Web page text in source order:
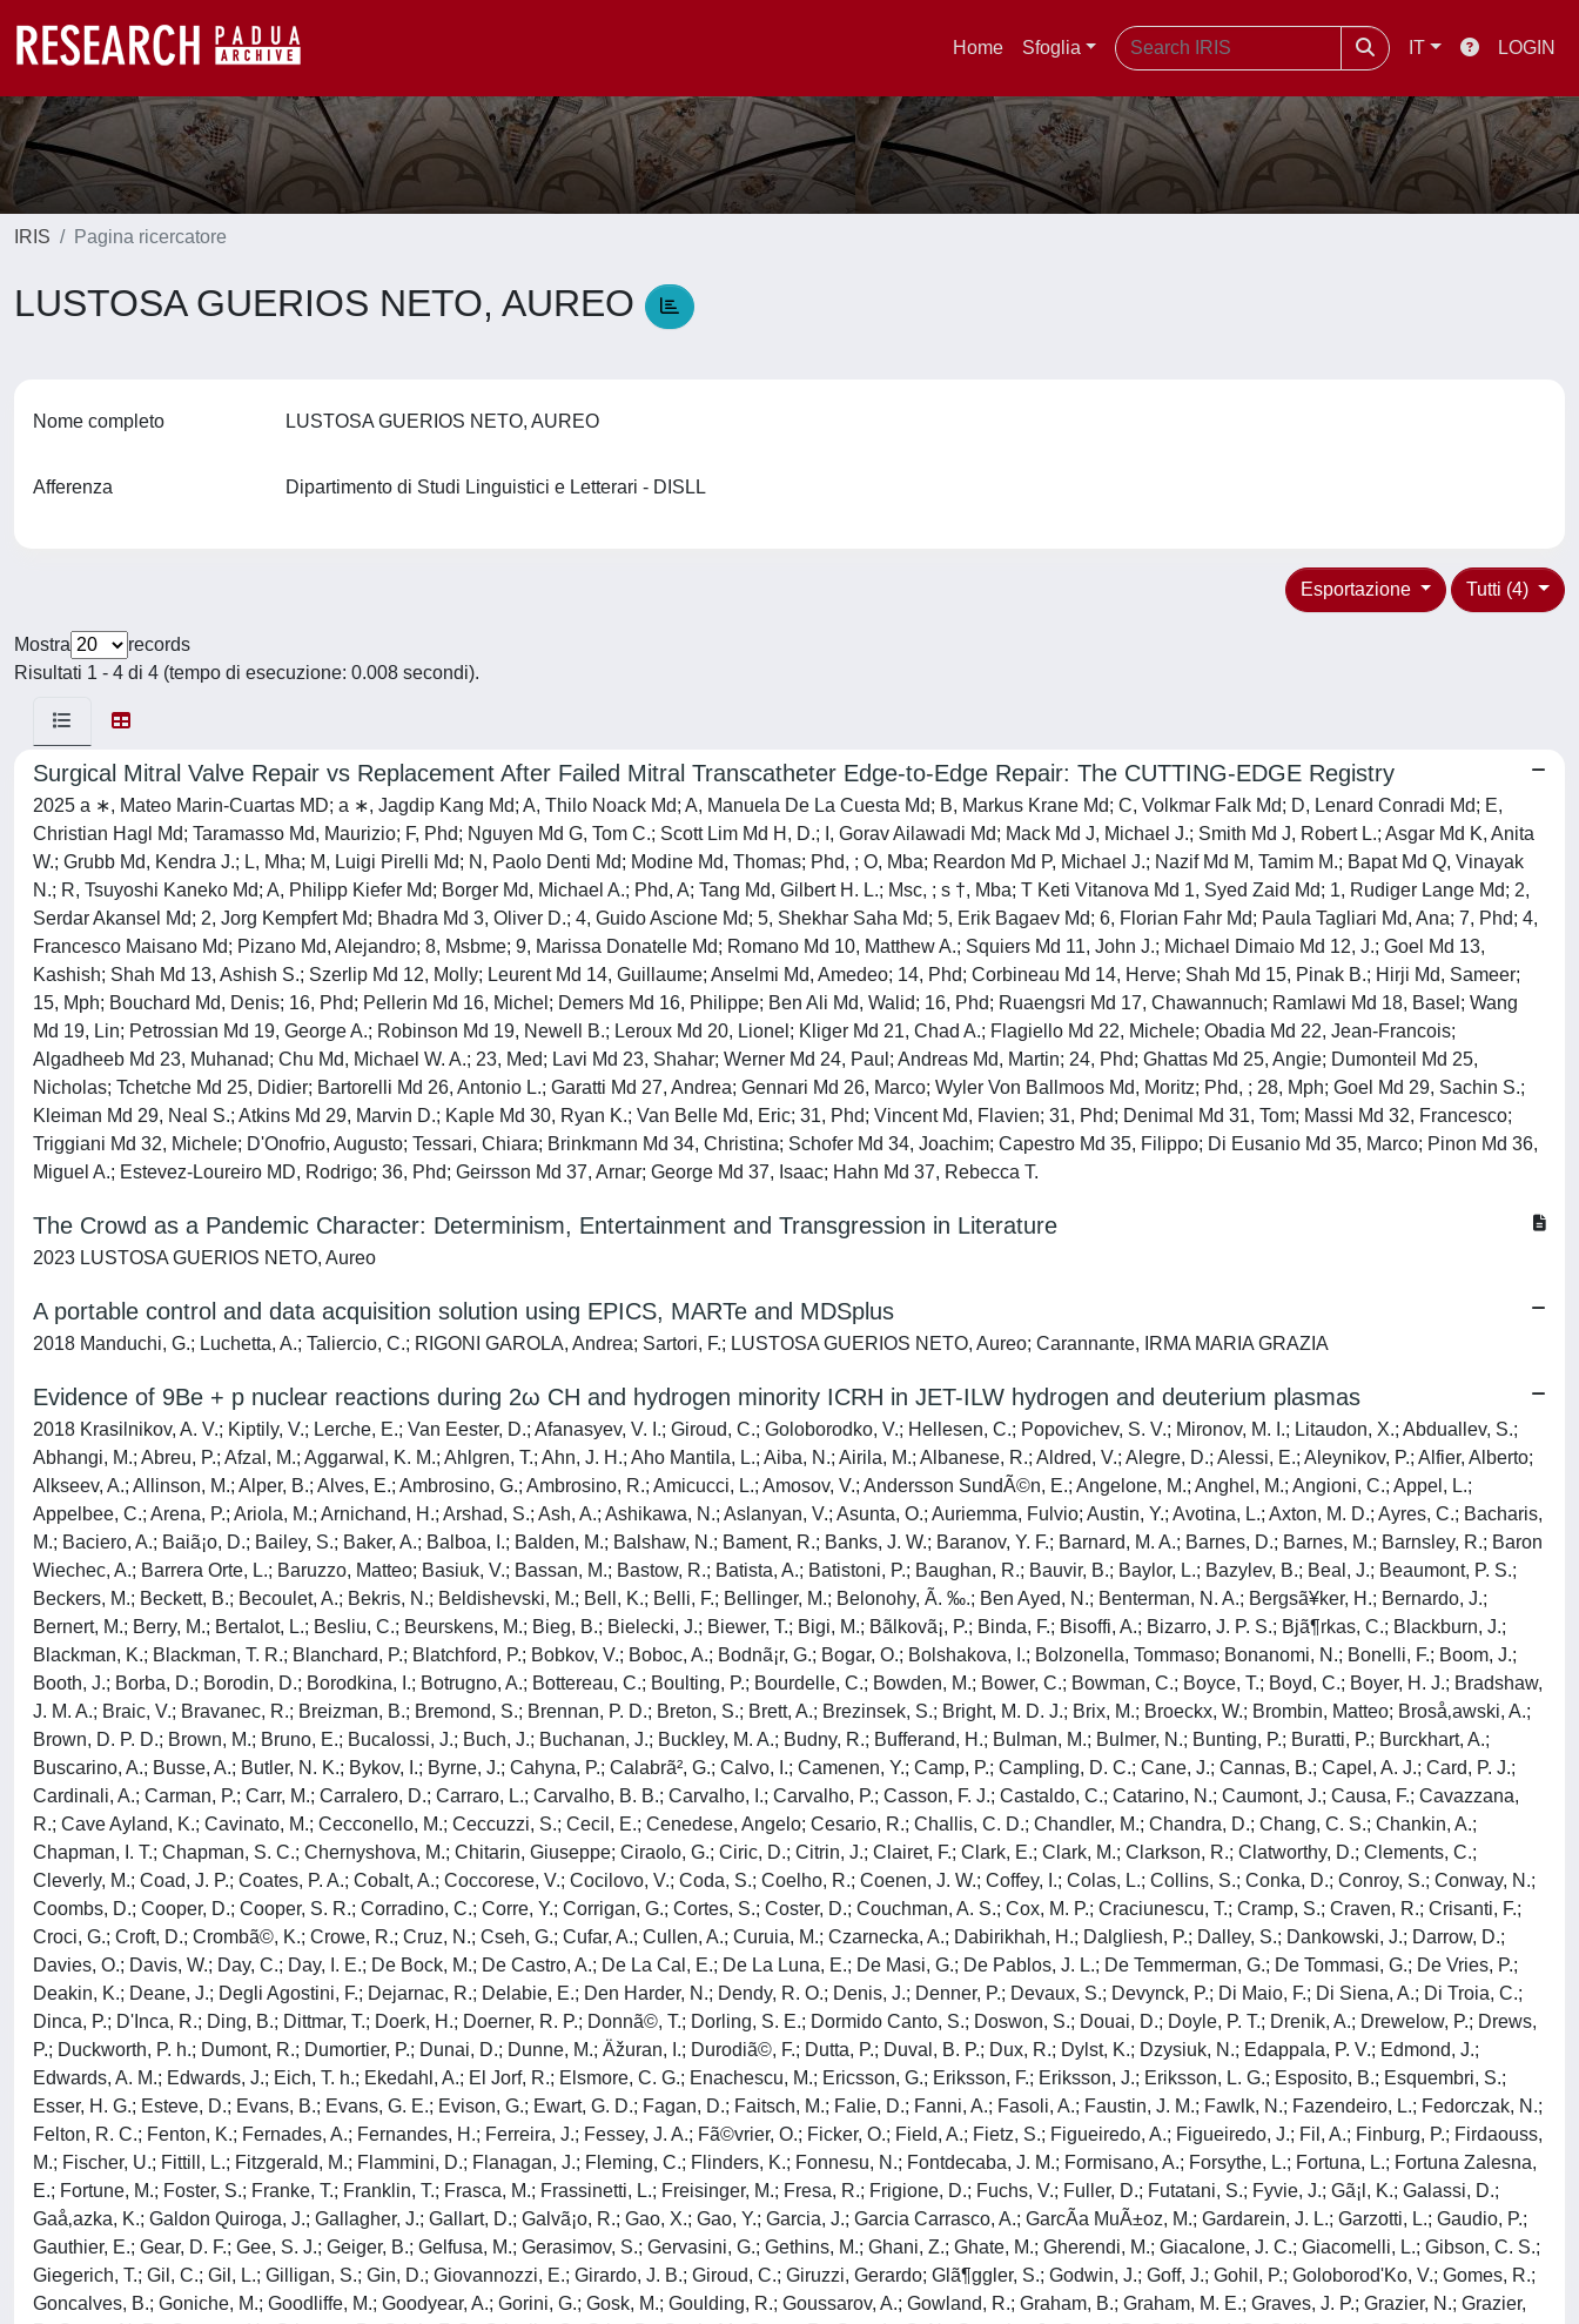
Home Sfoglia IT LOGIN
IRIS Pagina ricercatore
LUSTOSA GUERIOS NETO, AUREO
Nome completo LUSTOSA GUERIOS NETO, AUREO
Afferenza Dipartimento di Studi Linguistici e Letterari - DISLL
Tutti (4)
Esportazione
Mostra
records
Risultati 1 - 4 di 4 (tempo di esecuzione: 0.008 secondi).
Surgical Mitral Valve Repair vs Replacement After Failed Mitral Transcatheter Edge-to-Edge Repair: The CUTTING-EDGE Registry
2025 a ∗, Mateo Marin-Cuartas MD; a ∗, Jagdip Kang Md; A, Thilo Noack Md; A, Manuela De La Cuesta Md; B, Markus Krane Md; C, Volkmar Falk Md; D, Lenard Conradi Md; E,
Christian Hagl Md; Taramasso Md, Maurizio; F, Phd; Nguyen Md G, Tom C.; Scott Lim Md H, D.; I, Gorav Ailawadi Md; Mack Md J, Michael J.; Smith Md J, Robert L.; Asgar Md K, Anita
W.; Grubb Md, Kendra J.; L, Mha; M, Luigi Pirelli Md; N, Paolo Denti Md; Modine Md, Thomas; Phd, ; O, Mba; Reardon Md P, Michael J.; Nazif Md M, Tamim M.; Bapat Md Q, Vinayak
N.; R, Tsuyoshi Kaneko Md; A, Philipp Kiefer Md; Borger Md, Michael A.; Phd, A; Tang Md, Gilbert H. L.; Msc, ; s †, Mba; T Keti Vitanova Md 1, Syed Zaid Md; 1, Rudiger Lange Md; 2,
Serdar Akansel Md; 2, Jorg Kempfert Md; Bhadra Md 3, Oliver D.; 4, Guido Ascione Md; 5, Shekhar Saha Md; 5, Erik Bagaev Md; 6, Florian Fahr Md; Paula Tagliari Md, Ana; 7, Phd; 4,
Francesco Maisano Md; Pizano Md, Alejandro; 8, Msbme; 9, Marissa Donatelle Md; Romano Md 10, Matthew A.; Squiers Md 11, John J.; Michael Dimaio Md 12, J.; Goel Md 13,
Kashish; Shah Md 13, Ashish S.; Szerlip Md 12, Molly; Leurent Md 14, Guillaume; Anselmi Md, Amedeo; 14, Phd; Corbineau Md 14, Herve; Shah Md 15, Pinak B.; Hirji Md, Sameer;
15, Mph; Bouchard Md, Denis; 16, Phd; Pellerin Md 16, Michel; Demers Md 16, Philippe; Ben Ali Md, Walid; 16, Phd; Ruaengsri Md 17, Chawannuch; Ramlawi Md 18, Basel; Wang
Md 19, Lin; Petrossian Md 19, George A.; Robinson Md 19, Newell B.; Leroux Md 20, Lionel; Kliger Md 21, Chad A.; Flagiello Md 22, Michele; Obadia Md 22, Jean-Francois;
Algadheeb Md 23, Muhanad; Chu Md, Michael W. A.; 23, Med; Lavi Md 23, Shahar; Werner Md 24, Paul; Andreas Md, Martin; 24, Phd; Ghattas Md 25, Angie; Dumonteil Md 25,
Nicholas; Tchetche Md 25, Didier; Bartorelli Md 26, Antonio L.; Garatti Md 27, Andrea; Gennari Md 26, Marco; Wyler Von Ballmoos Md, Moritz; Phd, ; 28, Mph; Goel Md 29, Sachin S.;
Kleiman Md 29, Neal S.; Atkins Md 29, Marvin D.; Kaple Md 30, Ryan K.; Van Belle Md, Eric; 31, Phd; Vincent Md, Flavien; 31, Phd; Denimal Md 31, Tom; Massi Md 32, Francesco;
Triggiani Md 32, Michele; D'Onofrio, Augusto; Tessari, Chiara; Brinkmann Md 34, Christina; Schofer Md 34, Joachim; Capestro Md 35, Filippo; Di Eusanio Md 35, Marco; Pinon Md 36,
Miguel A.; Estevez-Loureiro MD, Rodrigo; 36, Phd; Geirsson Md 37, Arnar; George Md 37, Isaac; Hahn Md 37, Rebecca T.
The Crowd as a Pandemic Character: Determinism, Entertainment and Transgression in Literature
2023 LUSTOSA GUERIOS NETO, Aureo
A portable control and data acquisition solution using EPICS, MARTe and MDSplus
2018 Manduchi, G.; Luchetta, A.; Taliercio, C.; RIGONI GAROLA, Andrea; Sartori, F.; LUSTOSA GUERIOS NETO, Aureo; Carannante, IRMA MARIA GRAZIA
Evidence of 9Be + p nuclear reactions during 2ω CH and hydrogen minority ICRH in JET-ILW hydrogen and deuterium plasmas
2018 Krasilnikov, A. V.; Kiptily, V.; Lerche, E.; Van Eester, D.; Afanasyev, V. I.; Giroud, C.; Goloborodko, V.; Hellesen, C.; Popovichev, S. V.; Mironov, M. I.; Litaudon, X.; Abduallev, S.; Abhangi, M.; Abreu, P.; Afzal, M.; Aggarwal, K. M.; Ahlgren, T.; Ahn, J. H.; Aho Mantila, L.; Aiba, N.; Airila, M.; Albanese, R.; Aldred, V.; Alegre, D.; Alessi, E.; Aleynikov, P.; Alfier, Alberto; Alkseev, A.; Allinson, M.; Alper, B.; Alves, E.; Ambrosino, G.; Ambrosino, R.; Amicucci, L.; Amosov, V.; Andersson SundÃ©n, E.; Angelone, M.; Anghel, M.; Angioni, C.; Appel, L.; Appelbee, C.; Arena, P.; Ariola, M.; Arnichand, H.; Arshad, S.; Ash, A.; Ashikawa, N.; Aslanyan, V.; Asunta, O.; Auriemma, Fulvio; Austin, Y.; Avotina, L.; Axton, M. D.; Ayres, C.; Bacharis, M.; Baciero, A.; Baiã¡o, D.; Bailey, S.; Baker, A.; Balboa, I.; Balden, M.; Balshaw, N.; Bament, R.; Banks, J. W.; Baranov, Y. F.; Barnard, M. A.; Barnes, D.; Barnes, M.; Barnsley, R.; Baron Wiechec, A.; Barrera Orte, L.; Baruzzo, Matteo; Basiuk, V.; Bassan, M.; Bastow, R.; Batista, A.; Batistoni, P.; Baughan, R.; Bauvir, B.; Baylor, L.; Bazylev, B.; Beal, J.; Beaumont, P. S.; Beckers, M.; Beckett, B.; Becoulet, A.; Bekris, N.; Beldishevski, M.; Bell, K.; Belli, F.; Bellinger, M.; Belonohy, Ã. ‰.; Ben Ayed, N.; Benterman, N. A.; Bergsã¥ker, H.; Bernardo, J.; Bernert, M.; Berry, M.; Bertalot, L.; Besliu, C.; Beurskens, M.; Bieg, B.; Bielecki, J.; Biewer, T.; Bigi, M.; Bã­lkovã¡, P.; Binda, F.; Bisoffi, A.; Bizarro, J. P. S.; Bjã¶rkas, C.; Blackburn, J.; Blackman, K.; Blackman, T. R.; Blanchard, P.; Blatchford, P.; Bobkov, V.; Boboc, A.; Bodnã¡r, G.; Bogar, O.; Bolshakova, I.; Bolzonella, Tommaso; Bonanomi, N.; Bonelli, F.; Boom, J.; Booth, J.; Borba, D.; Borodin, D.; Borodkina, I.; Botrugno, A.; Bottereau, C.; Boulting, P.; Bourdelle, C.; Bowden, M.; Bower, C.; Bowman, C.; Boyce, T.; Boyd, C.; Boyer, H. J.; Bradshaw, J. M. A.; Braic, V.; Bravanec, R.; Breizman, B.; Bremond, S.; Brennan, P. D.; Breton, S.; Brett, A.; Brezinsek, S.; Bright, M. D. J.; Brix, M.; Broeckx, W.; Brombin, Matteo; Broså‚awski, A.; Brown, D. P. D.; Brown, M.; Bruno, E.; Bucalossi, J.; Buch, J.; Buchanan, J.; Buckley, M. A.; Budny, R.; Bufferand, H.; Bulman, M.; Bulmer, N.; Bunting, P.; Buratti, P.; Burckhart, A.; Buscarino, A.; Busse, A.; Butler, N. K.; Bykov, I.; Byrne, J.; Cahyna, P.; Calabrã², G.; Calvo, I.; Camenen, Y.; Camp, P.; Campling, D. C.; Cane, J.; Cannas, B.; Capel, A. J.; Card, P. J.; Cardinali, A.; Carman, P.; Carr, M.; Carralero, D.; Carraro, L.; Carvalho, B. B.; Carvalho, I.; Carvalho, P.; Casson, F. J.; Castaldo, C.; Catarino, N.; Caumont, J.; Causa, F.; Cavazzana, R.; Cave Ayland, K.; Cavinato, M.; Cecconello, M.; Ceccuzzi, S.; Cecil, E.; Cenedese, Angelo; Cesario, R.; Challis, C. D.; Chandler, M.; Chandra, D.; Chang, C. S.; Chankin, A.; Chapman, I. T.; Chapman, S. C.; Chernyshova, M.; Chitarin, Giuseppe; Ciraolo, G.; Ciric, D.; Citrin, J.; Clairet, F.; Clark, E.; Clark, M.; Clarkson, R.; Clatworthy, D.; Clements, C.; Cleverly, M.; Coad, J. P.; Coates, P. A.; Cobalt, A.; Coccorese, V.; Cocilovo, V.; Coda, S.; Coelho, R.; Coenen, J. W.; Coffey, I.; Colas, L.; Collins, S.; Conka, D.; Conroy, S.; Conway, N.; Coombs, D.; Cooper, D.; Cooper, S. R.; Corradino, C.; Corre, Y.; Corrigan, G.; Cortes, S.; Coster, D.; Couchman, A. S.; Cox, M. P.; Craciunescu, T.; Cramp, S.; Craven, R.; Crisanti, F.; Croci, G.; Croft, D.; Crombã©, K.; Crowe, R.; Cruz, N.; Cseh, G.; Cufar, A.; Cullen, A.; Curuia, M.; Czarnecka, A.; Dabirikhah, H.; Dalgliesh, P.; Dalley, S.; Dankowski, J.; Darrow, D.; Davies, O.; Davis, W.; Day, C.; Day, I. E.; De Bock, M.; De Castro, A.; De La Cal, E.; De La Luna, E.; De Masi, G.; De Pablos, J. L.; De Temmerman, G.; De Tommasi, G.; De Vries, P.; Deakin, K.; Deane, J.; Degli Agostini, F.; Dejarnac, R.; Delabie, E.; Den Harder, N.; Dendy, R. O.; Denis, J.; Denner, P.; Devaux, S.; Devynck, P.; Di Maio, F.; Di Siena, A.; Di Troia, C.; Dinca, P.; D'Inca, R.; Ding, B.; Dittmar, T.; Doerk, H.; Doerner, R. P.; Donnã©, T.; Dorling, S. E.; Dormido Canto, S.; Doswon, S.; Douai, D.; Doyle, P. T.; Drenik, A.; Drewelow, P.; Drews, P.; Duckworth, P. h.; Dumont, R.; Dumortier, P.; Dunai, D.; Dunne, M.; Äžuran, I.; Durodiã©, F.; Dutta, P.; Duval, B. P.; Dux, R.; Dylst, K.; Dzysiuk, N.; Edappala, P. V.; Edmond, J.; Edwards, A. M.; Edwards, J.; Eich, T. h.; Ekedahl, A.; El Jorf, R.; Elsmore, C. G.; Enachescu, M.; Ericsson, G.; Eriksson, F.; Eriksson, J.; Eriksson, L. G.; Esposito, B.; Esquembri, S.; Esser, H. G.; Esteve, D.; Evans, B.; Evans, G. E.; Evison, G.; Ewart, G. D.; Fagan, D.; Faitsch, M.; Falie, D.; Fanni, A.; Fasoli, A.; Faustin, J. M.; Fawlk, N.; Fazendeiro, L.; Fedorczak, N.; Felton, R. C.; Fenton, K.; Fernades, A.; Fernandes, H.; Ferreira, J.; Fessey, J. A.; Fã©vrier, O.; Ficker, O.; Field, A.; Fietz, S.; Figueiredo, A.; Figueiredo, J.; Fil, A.; Finburg, P.; Firdaouss, M.; Fischer, U.; Fittill, L.; Fitzgerald, M.; Flammini, D.; Flanagan, J.; Fleming, C.; Flinders, K.; Fonnesu, N.; Fontdecaba, J. M.; Formisano, A.; Forsythe, L.; Fortuna, L.; Fortuna Zalesna, E.; Fortune, M.; Foster, S.; Franke, T.; Franklin, T.; Frasca, M.; Frassinetti, L.; Freisinger, M.; Fresa, R.; Frigione, D.; Fuchs, V.; Fuller, D.; Futatani, S.; Fyvie, J.; Gã¡l, K.; Galassi, D.; Gaå‚azka, K.; Galdon Quiroga, J.; Gallagher, J.; Gallart, D.; Galvã¡o, R.; Gao, X.; Gao, Y.; Garcia, J.; Garcia Carrasco, A.; GarcÃ­a MuÃ±oz, M.; Gardarein, J. L.; Garzotti, L.; Gaudio, P.; Gauthier, E.; Gear, D. F.; Gee, S. J.; Geiger, B.; Gelfusa, M.; Gerasimov, S.; Gervasini, G.; Gethins, M.; Ghani, Z.; Ghate, M.; Gherendi, M.; Giacalone, J. C.; Giacomelli, L.; Gibson, C. S.; Giegerich, T.; Gil, C.; Gil, L.; Gilligan, S.; Gin, D.; Giovannozzi, E.; Girardo, J. B.; Giroud, C.; Giruzzi, Gerardo; Glã¶ggler, S.; Godwin, J.; Goff, J.; Gohil, P.; Goloborod'Ko, V.; Gomes, R.; Goncalves, B.; Goniche, M.; Goodliffe, M.; Goodyear, A.; Gorini, G.; Gosk, M.; Goulding, R.; Goussarov, A.; Gowland, R.; Graham, B.; Graham, M. E.; Graves, J. P.; Grazier, N.; Grazier, P.; Green, N. R.; Greuner, H.; Grierson, B.; Griph, F. S.; Grisolia, C.; Grist, D.; Groth, M.; Grove, R.; Grundy, C. N.; Grzonka, J.; Guard, D.; Guã©rard, C.; Guillemaut, C.; Guirlet, R.; Gurl, C.; Utoh, H. H.; Hackett, L. J.; Hacquin, S.; Hagar, A.; Hager, R.; Hakola, A.; Halitovs, M.; Hall, S. J.; Hallworth Cook, S. P.; Hamlyn Harris, C.; Hammond, K.; Harrington, C.; Harrison, J.; Harting, D.; Hasenbeck, F.; Hatano, Y.; Hatch, D. R.; Haupt, T. D. V.; Hawes, J.; Hawkes, N. C.; Hawkins, J.; Hawkins, P.; Haydon, P. W.; Hayter, N.; Hazel, S.; Heesterman, P. J. L.; Heinola, K.; Hellesen, C.; Hellsten, T.; Helou, W.; Hemming, O. N.; Hender, T. C.; Henderson, M.; Henderson, S. S.; Henriques, R.; Hepple, D.; Hermon, G.; Hertout, P.; Hidalgo, C.; Highcock, E. G.; Hill, M.; Hillairet, J.; Hillesheim, J.; Hillis, D.; Hizanidis, K.; Hjalmarsson, A.; Hobirk, J.; Hodille, E.; Hogben, C. H. A.; Hogeweij, G. M. D.; Hollingsworth, A.; Hollis, S.; Homfray, D. A.; Horã¡ä ek, J.; Hornung, G.; Horton, A. R.; Horton, L. D.; Horvath, L.; Hotchin, S. P.; Hough, M. R.; Howarth, P. J.; Hubbard, A.; Huber, A.; Huber, V.; Huddleston, T. M.; Hughes, M.; Huijsmans, G. T. A.; Hunter, C. L.; Huynh, P.; Hynes, A. M.; Iglesias, D.; Imazawa, N.; Imbeaux, F.; Imrã­å¡ek, M.; Incelli, M.; Innocente, P.; Irishkin, M.; Ivanova Stanik, I.; Jachmich, S.; Jacobsen, A. S.; Jacquet, P.; Jansons, J.; Jardin, A.; Jã¤rvinen, A.; Jaulmes, F.; Jednorã³g, S.; Jenkins, I.; Jeong, C.; Jepu, I.; Joffrin, E.; Johnson, R.; Johnson, T.; Johnston, Jane; Joita, L.; Jones, G.; Jones, T. T. C.; Hoshino, K. K.; Kallenbach, A.; Kamiya, K.; Kaniewski, J.; Kantor, A.; Kappatou, A.; Karhunen, J.; Karkinsky, D.; Karnowska, I.; Kaufman, M.; Kaveney, G.; Kazakov, Y.; Kazantzidis, V.; Keeling, D. L.; Keenan, T.; Keep, J.; Kempenaars, M.; Kennedy, C.; Kenny, D.; Kent, J.; Kent, O. N.; Khilkevich, E.; Kim, H. T.; Kim, H. S.; Kinch, A.; King, C.; King, D.; King, R. F.; Kinna, D. J.; Kiptily, V.; Kirk, A.; Kirov, K.; Kirschner, A.; Kizane, G.; Klepper, C.; Klix, A.; Knight, P.; Knipe, S. J.; Knott, S.; Kobuchi, T.; Kã¶chl, F.; Kocsis, G.; Kodeli, I.; Kogan, L.; Kogut, D.; Koivuranta, S.; Kominis, Y.; Kã¶ppen, M.; Kos, B.; Koskela, T.; Koslowski, H. R.; Koubiti, M.; Kovari, M.; Kowalska StrzÈ©ciwilk, E.; Krasilnikov, A.; Krasilnikov, V.; Krawczyk, N.; Kresina, M.; Krieger, K.; Krivska, A.; Kruezi, U.; Ksiaå¼ek, I.; Kukushkin, A.; Kundu, A.; Kurki Suonio, T.; Kwak, S.; Kwiatkowski, R.; Kwon, O. J.; Laguardia, L.; Lahtinen, A.; Laing, A.; Lam, N.; Lambertz, H. T.; Lane, C.; Lang, P. T.; Lanthaler, S.; Lapins, J.; Lasa, A.; Last, J. R.; Å aszyå„ska, E.; Lawless, R.; Lawson, A.; Lawson, K. D.; Lazaros, A.; Lazzaro, E.; Leddy, J.; Lee, S.; Lefebvre, X.; Leggate, H. J.; Lehmann, J.; Lehnen, M.; Leichtle, D.; Leichuer, P.; Leipold, F.; Lengar, I.; Lennholm, M.; Lerche, E.; Lescinskis, A.; Lesnoj, S.; Letellier, E.; Leyland, M.; Leysen, W.; Li, L.; Liang, Y.; Likonen, J.; Linke, J.; Linsmeier, C. h.; Lipschultz, B.; Liu, G.; Liu, Y.; Lo Schiavo, V. P.; Loarer, T.; Loarte, A.; Lobel, R. C.; Lomanowski, B.; Lomas, P. J.; Lã¶nnroth, J.; Lã³pez, J. M.; LÃ³pez Razola, J.; Lorenzini, R.; Losada, U.; Lovell, J. J.; Loving, A. B.; Lowry, C.; Luce, T.; Lucock, R. M. A.; Lukin, A.; Luna, C.; Lungaroni, M.; Lungu, C. P.; Lungu, M.; Lunniss, A.; Lupelli, I.; Lyssoivan, A.; Macdonald, N.; Macheta, P.; Maczewa, K.; Magesh, B.; Maget, P.; Maggi, C.; Maier, H.; Mailloux, J.; Makkonen, T.; Makwana, R.; Malaquias, A.; Malizia, A.; Manas, P.; Manning, A.; Manso, M. E.; Mantica, P.; Mantsinen, M.; Manzanares, A.; Maquet, P. h.; Marandet, Y.; Marcenko, N.; Marchetto, C.; Marchuk, O.; Marinelli, M.; Marinucci, M.; Markoviä, T.; Marocco, D.; Marot, L.; Marren, C. A.; Marshal, R.; Martin, A.; Martin, Y.; MartÃ­n De Aguilera, A.; Martã­nez, F. J.; MartÃ­n SolÃ­s, J. R.; Martynova, Y.; Maruyama, S.; Masiello, A.; Maslov, M.; Matejcik, S.; Mattei, M.; Matthews, G. F.; Maviglia, F.; Mayer, M